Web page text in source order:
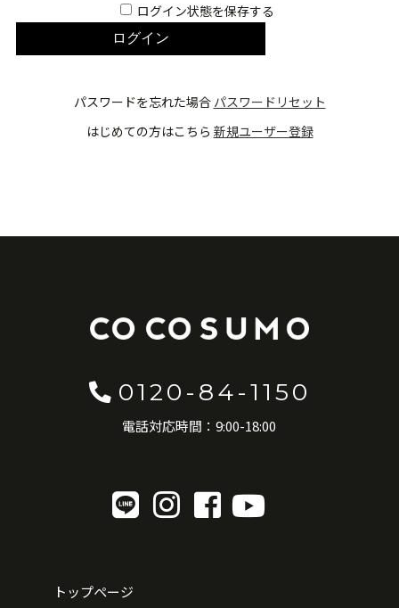
ログイン状態を保存する
パスワードを忘れた場合 パスワードリセット
はじめての方はこちら 新規ユーザー登録
0120-84-1150
電話対応時間：9:00-18:00
トップページ